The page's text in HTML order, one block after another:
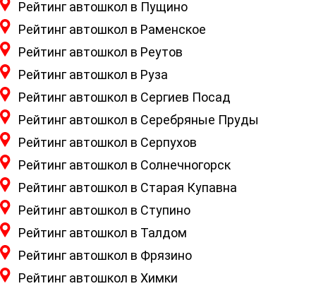
Рейтинг автошкол в Пущино
Рейтинг автошкол в Раменское
Рейтинг автошкол в Реутов
Рейтинг автошкол в Руза
Рейтинг автошкол в Сергиев Посад
Рейтинг автошкол в Серебряные Пруды
Рейтинг автошкол в Серпухов
Рейтинг автошкол в Солнечногорск
Рейтинг автошкол в Старая Купавна
Рейтинг автошкол в Ступино
Рейтинг автошкол в Талдом
Рейтинг автошкол в Фрязино
Рейтинг автошкол в Химки